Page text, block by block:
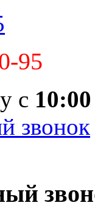
95
с 10:00
звонок